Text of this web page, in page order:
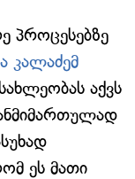
პროცესებზე
კალაძემ
აქვს
ეს მათი